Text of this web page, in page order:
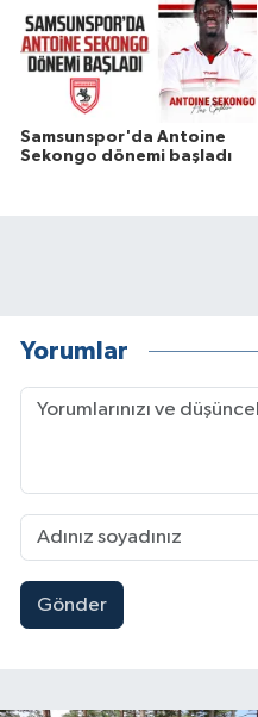
Samsunspor'da Antoine
Sekongo dönemi başladı
Yorumlar
Gönder